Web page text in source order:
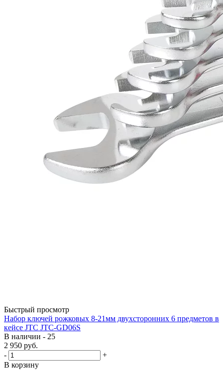
Быстрый просмотр
Набор ключей рожковых 8-21мм двухсторонних 6 предметов в
кейсе JTC JTC-GD06S
В наличии - 25
2 950 руб.
-
+
В корзину